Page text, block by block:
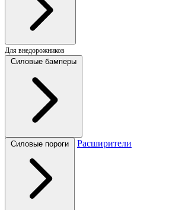
Для внедорожников
Силовые бамперы
Силовые пороги Расширители